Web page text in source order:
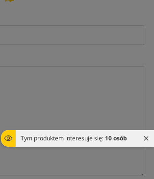
Tym produktem interesuje się: 10 osób